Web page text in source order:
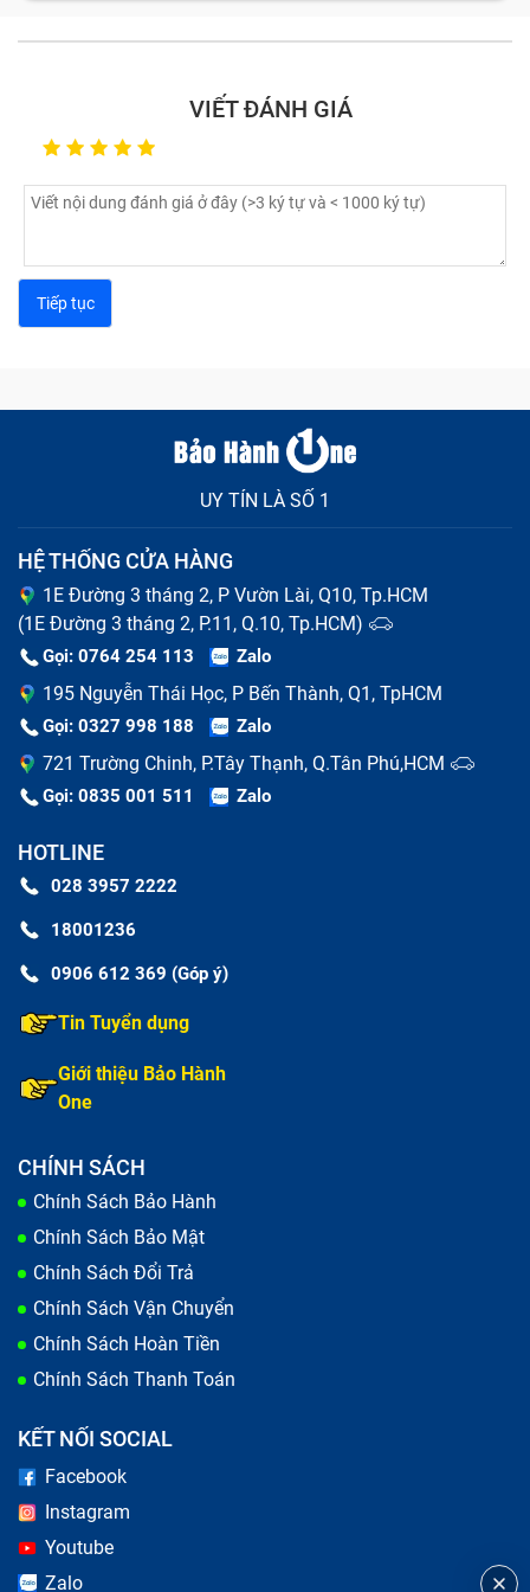
Điện thoại không vào pin có thể là do sạc điện thoại đã
Các nguyên nhân dẫn tới sạc Adapter
Điện Thoại cổng Vivo bị hỏng
Đầu tiên có thể kể tới do bạn sử dụng sạc Adapter
không chính hãng, không tương thích với điện thoại
khiến dòng điện ra vào không ổn định giữa nguồn
và thiết bị, lâu dần khiến chập, hỏng chíp,...
Do bạn thường xuyên sạc máy ở môi trường ẩm
ướt, hay vô tình để nước ngấm dần vào Adapter
khiến sạc bị đứt, chập mạch điện,...
Trong quá trình sử dụng, bạn làm rơi sạc Adapter,
hay để va vào vật cứng khiến mạch bên trong sạc bị
lỏng, chập; hay đơn giản là thói quen lôi, kéo khiến
dây sạc bị căng, giãn, nứt, trơ dây đồng gây nguy
Sau thời gian sử dụng lâu dài và liên tục, sạc
Adapter đã hết hạn sử dụng và cần thay thế. Lúc
mới để đảm bảo hiệu năng và độ bền cho điện thoại
cổng Vivo .
Bảo Hành One tư vấn nguyên nhân dẫn tới sạc Adapter
Những lưu ý khi thay sạc Adapter Điện
Thoại cổng Vivo
Phụ kiện, linh kiện điện tử trên thị trường không chỉ
VIẾT ĐÁNH GIÁ
UY TÍN LÀ SỐ 1
HỆ THỐNG CỬA HÀNG
1E Đường 3 tháng 2, P Vườn Lài, Q10, Tp.HCM
(1E Đường 3 tháng 2, P.11, Q.10, Tp.HCM)
Gọi: 0764 254 113 Zalo
195 Nguyễn Thái Học, P Bến Thành, Q1, TpHCM
Gọi: 0327 998 188 Zalo
721 Trường Chinh, P.Tây Thạnh, Q.Tân Phú,HCM
Gọi: 0835 001 511 Zalo
HOTLINE
028 3957 2222
18001236
0906 612 369 (Góp ý)
Tin Tuyển dụng
Giới thiệu Bảo Hành
One
CHÍNH SÁCH
Chính Sách Bảo Hành
Chính Sách Bảo Mật
Chính Sách Đổi Trả
Chính Sách Vận Chuyển
Chính Sách Hoàn Tiền
Chính Sách Thanh Toán
KẾT NỐI SOCIAL
Facebook
Instagram
Youtube
Zalo